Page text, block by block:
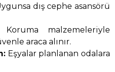
dış cephe asansörü
Koruma malzemeleriyle
araca alınır.
Eşyalar planlanan odalara